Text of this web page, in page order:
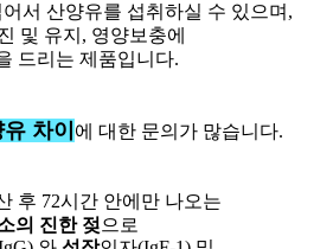
서 산양유를 섭취하실 수 있으며,
및 유지, 영양보충에
드리는 제품입니다.
차이 에 대한 문의가 많습니다.
후 72시간 안에만 나오는
의 진한 젖으로